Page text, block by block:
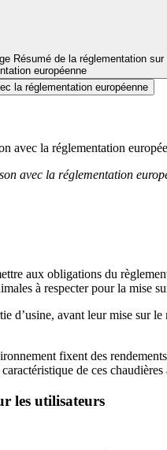
Résumé de la réglementation
européenne
la réglementation européenne
avec la réglementation
avec la réglementation
aux obligations du
à respecter pour la mise
d’usine, avant leur mise sur
fixent des
de ces
les utilisateurs